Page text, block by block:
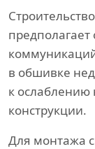
в обшивке
к ослаблению
конструкции.
Для монтажа